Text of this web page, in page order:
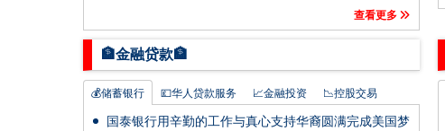
查看更多
🏦金融贷款🏦
💰储蓄银行 💷华人贷款服务 📈金融投资
📉控股交易
💳理财•信用卡
📊股票•证劵经纪 💸财务服务中心
国泰银行用辛勤的工作与真心支持华裔圆满完成美国梦